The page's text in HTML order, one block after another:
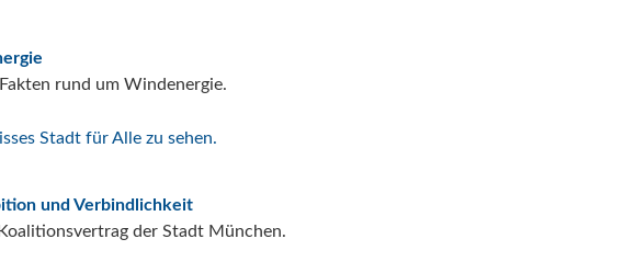
rund um Windenergie.
und Verbindlichkeit
der Stadt München.